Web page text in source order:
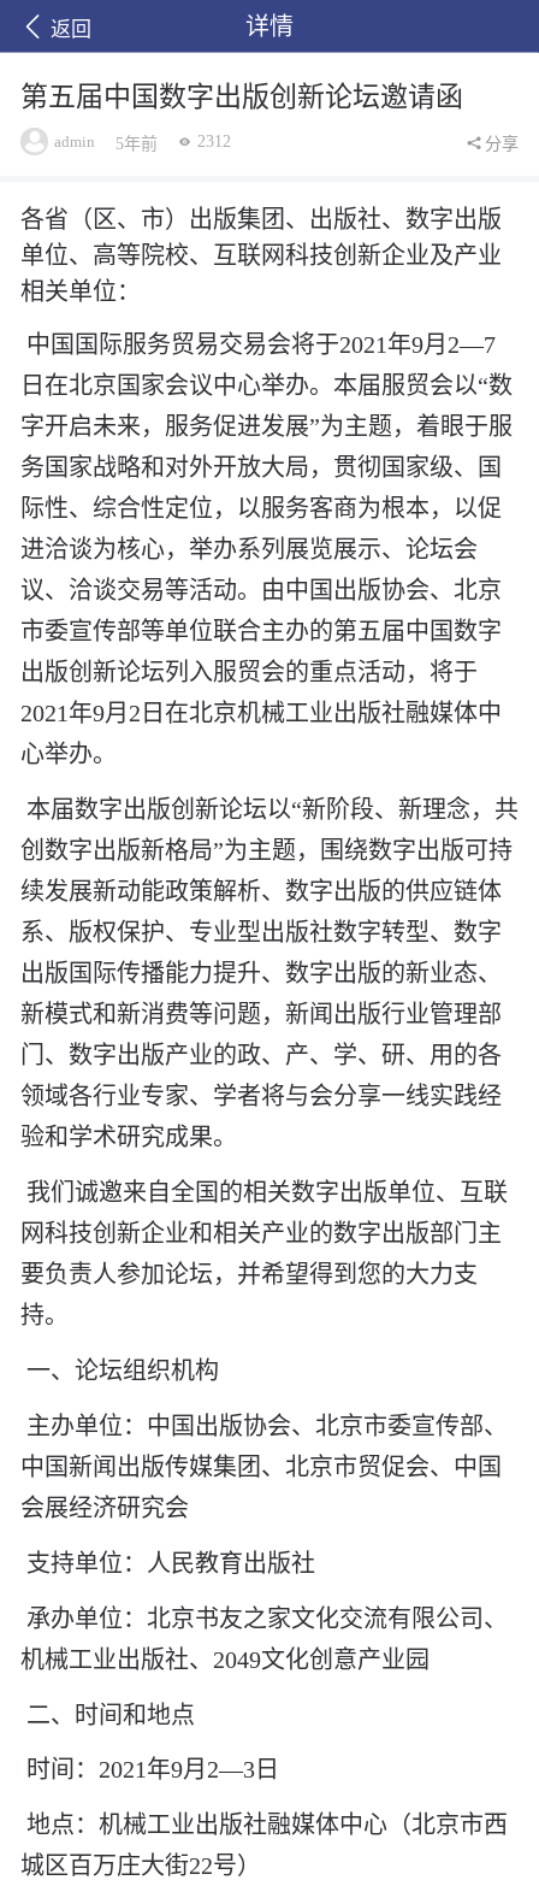
返回 详情
第五届中国数字出版创新论坛邀请函
admin 5年前 2312 分享
各省（区、市）出版集团、出版社、数字出版
单位、高等院校、互联网科技创新企业及产业
相关单位：
中国国际服务贸易交易会将于2021年9月 2—7
日在北京 国家会议中心举办。本届服贸会以“数
字开启未来，服务促进发展”为主题，着眼于服
务国家战略和对外开放大局，贯彻国家级、国
际性、综合性定位，以服务客商为根本，以促
进洽谈为核心，举办系列展览展示、论坛会
议、洽谈交易等活动。由中国出版协会、北京
市委宣传部等单位联合主办的第五届中国数字
出版创新论坛列入服贸会的重点活动，将于
2021年9月 2 日在北京机械工业出版社融媒体中
心举办。
本届数字出版创新论坛以“新阶段、新理念，共
创数字出版新格局”为主题，围绕数字出版可持
续发展新动能政策解析、数字出版的供应链体
系、版权保护、专业型出版社数字转型、数字
出版国际传播能力提升、数字出版的新业态、
新模式和新消费等问题，新闻出版行业管理部
门、数字出版产业的政、产、学、研、用的各
领域各行业专家、学者将与会分享一线实践经
验和学术研究成果。
我们诚邀来自全国的相关数字出版单位、互联
网科技创新企业和相关产业的数字出版部门主
要负责人参加论坛，并希望得到您的大力支
持。
一、论坛组织机构
主办单位：中国出版协会、北京市委宣传部、
中国新闻出版传媒集团、北京市贸促会、中国
会展经济研究会
支持单位：人民教育出版社
承办单位：北京书友之家文化交流有限公司、
机械工业出版社、 2049文化创意产业园
二、时间和地点
时间： 2021年9月 2—3 日
地点：机械工业出版社融媒体中心（北京市西
城区百万庄大街22号）